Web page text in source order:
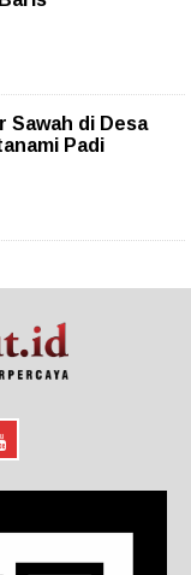
Sawah di Desa
Padi